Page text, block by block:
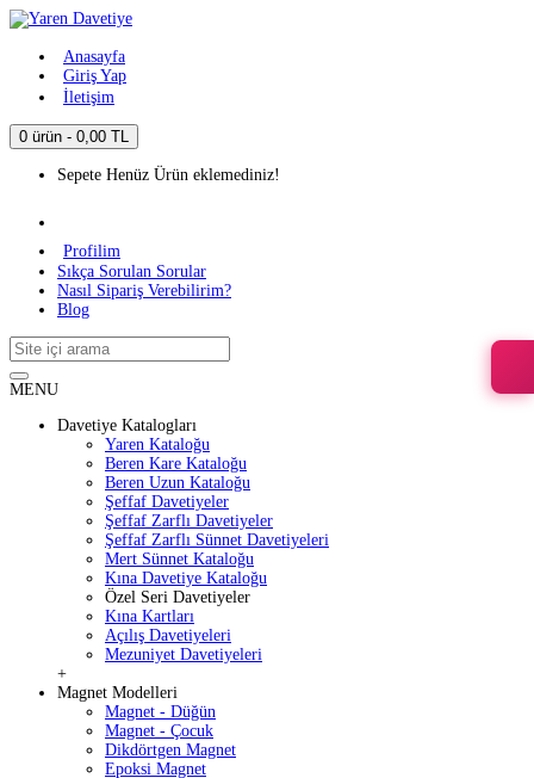
Anasayfa
Giriş Yap
İletişim
0 ürün - 0,00 TL
Sepete Henüz Ürün eklemediniz!
Profilim
Sıkça Sorulan Sorular
Nasıl Sipariş Verebilirim?
Blog
MENU
Davetiye Katalogları
Yaren Kataloğu
Beren Kare Kataloğu
Beren Uzun Kataloğu
Şeffaf Davetiyeler
Şeffaf Zarflı Davetiyeler
Şeffaf Zarflı Sünnet Davetiyeleri
Mert Sünnet Kataloğu
Kına Davetiye Kataloğu
Özel Seri Davetiyeler
Kına Kartları
Açılış Davetiyeleri
Mezuniyet Davetiyeleri
+
Magnet Modelleri
Magnet - Düğün
Magnet - Çocuk
Dikdörtgen Magnet
Epoksi Magnet